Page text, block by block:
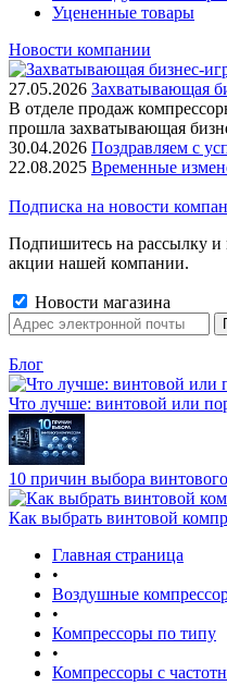
Уцененные товары
Новости компании
27.05.2026 Захватывающая
В отделе продаж
прошла захватывающая
30.04.2026 Поздравляем с
22.08.2025 Временные
Подписка на новости
Подпишитесь на рассылку и
акции нашей компании.
Новости магазина
Блог
Что лучше: винтовой или
10 причин выбора
Как выбрать винтовой
Главная страница
•
Воздушные
•
Компрессоры по типу
•
Компрессоры с